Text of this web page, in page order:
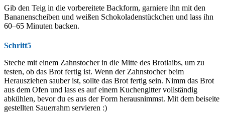
Gib den Teig in die vorbereitete Backform, garniere ihn mit den
Bananenscheiben und weißen Schokoladenstückchen und lass ihn
60–65 Minuten backen.
Schritt5
Steche mit einem Zahnstocher in die Mitte des Brotlaibs, um zu
testen, ob das Brot fertig ist. Wenn der Zahnstocher beim
Herausziehen sauber ist, sollte das Brot fertig sein. Nimm das Brot
aus dem Ofen und lass es auf einem Kuchengitter vollständig
abkühlen, bevor du es aus der Form herausnimmst. Mit dem beiseite
gestellten Sauerrahm servieren :)